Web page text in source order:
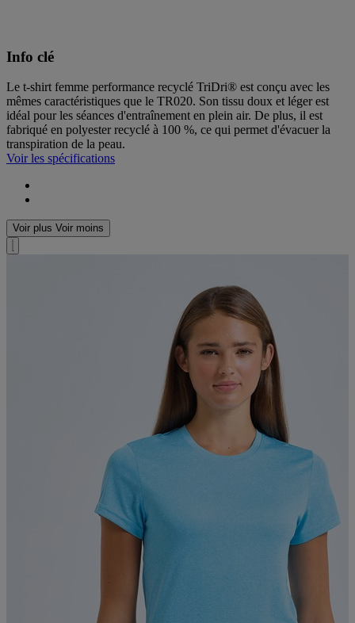
Info clé
Le t-shirt femme performance recyclé TriDri® est conçu avec les
mêmes caractéristiques que le TR020. Son tissu doux et léger est
idéal pour les séances d'entraînement en plein air. De plus, il est
fabriqué en polyester recyclé à 100 %, ce qui permet d'évacuer la
transpiration de la peau.
Voir les spécifications
Voir plus Voir moins